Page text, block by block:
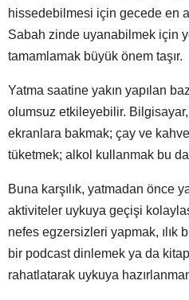
hissedebilmesi için gecede en
Sabah zinde uyanabilmek için
tamamlamak büyük önem taşır.
Yatma saatine yakın yapılan
olumsuz etkileyebilir.
ekranlara bakmak; çay ve
tüketmek; alkol kullanmak bu
Buna karşılık, yatmadan önce
aktiviteler uykuya geçişi
nefes egzersizleri yapmak, ılık
bir podcast dinlemek ya da
rahatlatarak uykuya